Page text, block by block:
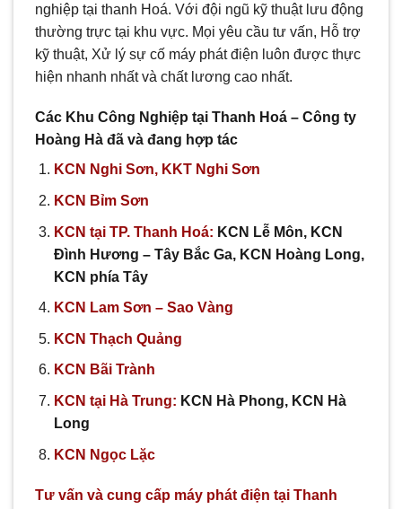
nghiệp tại thanh Hoá. Với đội ngũ kỹ thuật lưu động
thường trực tại khu vực. Mọi yêu cầu tư vấn, Hỗ trợ
kỹ thuật, Xử lý sự cố máy phát điện luôn được thực
hiện nhanh nhất và chất lương cao nhất.
Các Khu Công Nghiệp tại Thanh Hoá – Công ty
Hoàng Hà đã và đang hợp tác
KCN Nghi Sơn, KKT Nghi Sơn
KCN Bỉm Sơn
KCN tại TP. Thanh Hoá: KCN Lễ Môn, KCN
Đình Hương – Tây Bắc Ga, KCN Hoàng Long,
KCN phía Tây
KCN Lam Sơn – Sao Vàng
KCN Thạch Quảng
KCN Bãi Trành
KCN tại Hà Trung: KCN Hà Phong, KCN Hà
Long
KCN Ngọc Lặc
Tư vấn và cung cấp máy phát điện tại Thanh